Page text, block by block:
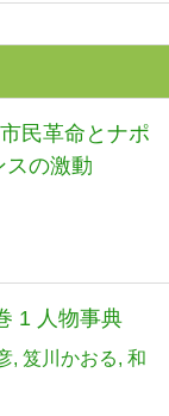
民革命とナポ
スの激動
1 人物事典
笈川かおる 和